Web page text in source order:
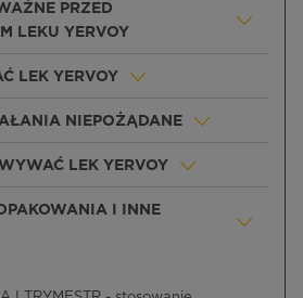
PRZED
LEKU YERVOY
LEK YERVOY
NIEPOŻĄDANE
LEK YERVOY
I INNE